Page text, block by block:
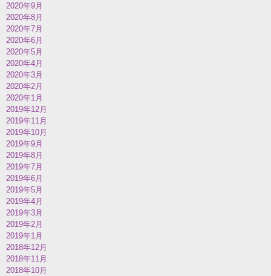
2020年9月
2020年8月
2020年7月
2020年6月
2020年5月
2020年4月
2020年3月
2020年2月
2020年1月
2019年12月
2019年11月
2019年10月
2019年9月
2019年8月
2019年7月
2019年6月
2019年5月
2019年4月
2019年3月
2019年2月
2019年1月
2018年12月
2018年11月
2018年10月